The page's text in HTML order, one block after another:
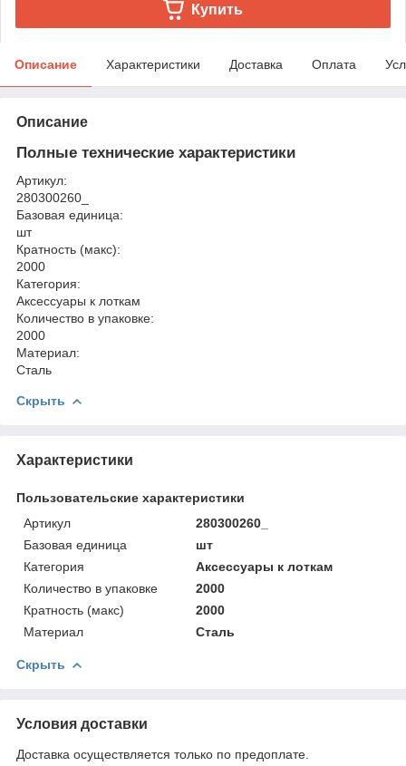
Купить
Описание Характеристики Доставка Оплата
Описание
Полные технические характеристики
Артикул:
280300260_
Базовая единица:
шт
Кратность (макс):
2000
Категория:
Аксессуары к лоткам
Количество в упаковке:
2000
Материал:
Сталь
Скрыть
Характеристики
Пользовательские характеристики
Артикул
280300260_
Базовая единица
шт
Категория
Аксессуары к лоткам
Количество в упаковке
2000
Кратность (макс)
2000
Материал
Сталь
Скрыть
Условия доставки
Доставка осуществляется только по предоплате.